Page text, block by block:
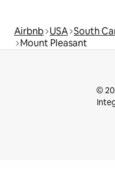
Airbnb USA South
Mount Pleasant
©